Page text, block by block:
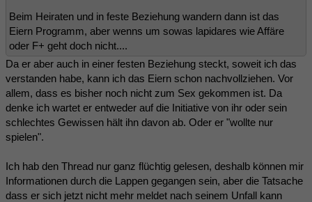
Beim Heiraten und in feste Beziehung wandern dann ist das
Eiern Programm, aber wenns um sowas lapidares wie Affäre
oder F+ geht doch nicht....
Da er aber auch in einer festen Beziehung steckt, soweit ich das
verstanden habe, kann ich das Eiern schon nachvollziehen. Vor
allem, dass es bisher noch nicht zum Sex gekommen ist. Da
denke ich wartet er entweder auf die Initiative von ihr oder sein
schlechtes Gewissen hält ihn davon ab. Oder er "wollte nur
spielen".
Ich hab den Thread nur ganz flüchtig gelesen, deshalb können mir
Informationen durch die Lappen gegangen sein, aber die Tatsache
dass er sich jetzt nicht mehr meldet nach seinem Unfall kann